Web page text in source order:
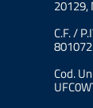
20129,
C.F. /
Cod.